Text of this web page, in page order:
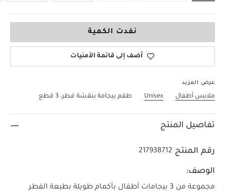
نفدت الكمية
أضف إلى قائمة الأمنيات
عرض المزيد
ملابس أطفال Unisex طقم بيجامة بنقشة فطر، 3 قطع
تفاصيل المنتج
رقم المنتج 217938712
الوصف:
مجموعة من 3 بيجامات أطفال بأكمام طويلة بطبعة الفطر